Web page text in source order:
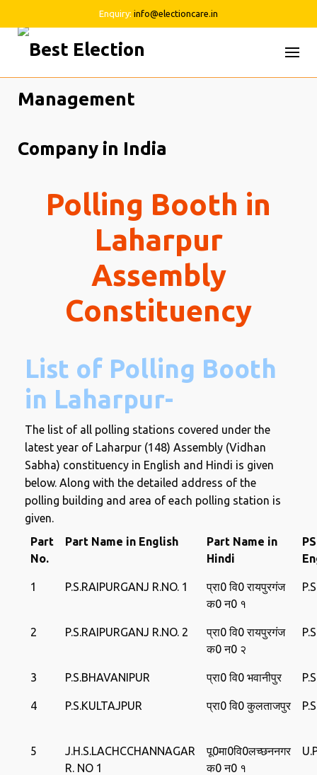
Enquiry: info@electioncare.in
Skip
Polling Booth in
Laharpur
Assembly
Constituency
List of Polling Booth
in Laharpur-
The list of all polling stations covered under the
latest year of Laharpur (148) Assembly (Vidhan
Sabha) constituency in English and Hindi is given
below. Along with the detailed address of the
polling building and area of ​​each polling station is
given.
Part
No.
Part Name in English
Part Name in
Hindi
1 P.S.RAIPURGANJ R.NO. 1
प्रा0 वि0 रायपुरगंज
क0 न0 १
2 P.S.RAIPURGANJ R.NO. 2
प्रा0 वि0 रायपुरगंज
क0 न0 २
3 P.S.BHAVANIPUR प्रा0 वि0 भवानीपुर
4 P.S.KULTAJPUR प्रा0 वि0 कुलताजपुर
5
J.H.S.LACHCCHANNAGAR
R. NO 1
पू0मा0वि0लच्‍छननगर
क0 न0 १